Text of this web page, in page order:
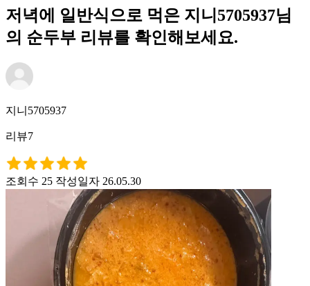
저녁에 일반식으로 먹은 지니5705937님
의 순두부 리뷰를 확인해보세요.
지니5705937
리뷰7
조회수 25 작성일자 26.05.30